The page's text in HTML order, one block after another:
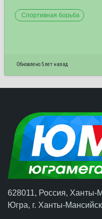
Спортивная борьба
Обновлено 5 лет назад
628011, Россия, Ханты-
Югра, г. Ханты-Мансийск